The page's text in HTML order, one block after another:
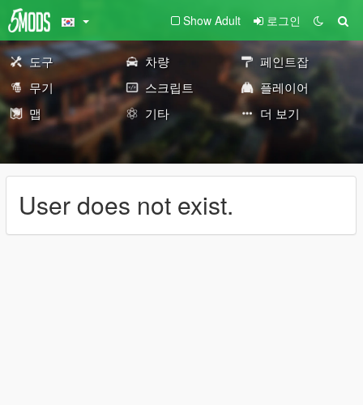
Show Adult 로그인
도구 차량
페인트잡
무기
스크립트
플레이어
맵
기타 더 보기
User does not exist.